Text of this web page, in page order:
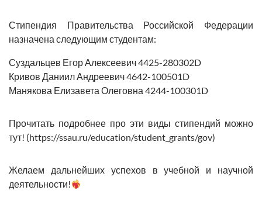
Стипендия Правительства Российской Федерации
назначена следующим студентам:
Суздальцев Егор Алексеевич 4425-280302D
Кривов Даниил Андреевич 4642-100501D
Манякова Елизавета Олеговна 4244-100301D
Прочитать подробнее про эти виды стипендий можно
тут! (https://ssau.ru/education/student_grants/gov)
Желаем дальнейших успехов в учебной и научной
деятельности!